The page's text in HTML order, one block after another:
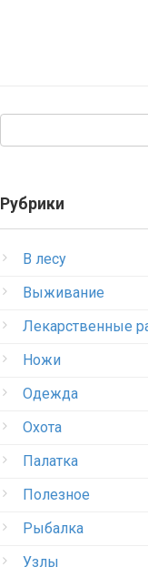
Рубрики
В лесу
Выживание
Лекарственные
Ножи
Одежда
Охота
Палатка
Полезное
Рыбалка
Узлы